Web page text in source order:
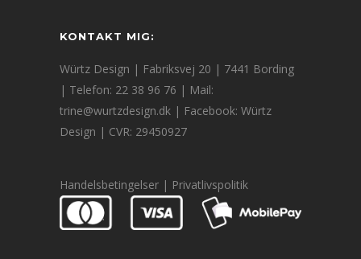
KONTAKT MIG:
Würtz Design | Fabriksvej 20 | 7441 Bording
| Telefon: 22 38 96 76 | Mail:
trine@wurtzdesign.dk | Facebook: Würtz
Design | CVR: 29450927
Handelsbetingelser | Privatlivspolitik